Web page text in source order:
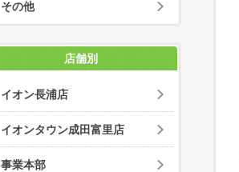
その他
店舗別
イオン長浦店
イオンタウン成田富里店
事業本部